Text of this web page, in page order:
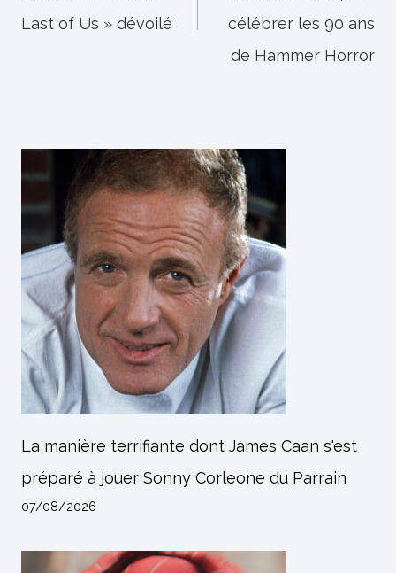
Last of Us » dévoilé
célébrer les 90 ans
de Hammer Horror
La manière terrifiante dont James Caan s'est
préparé à jouer Sonny Corleone du Parrain
07/08/2026